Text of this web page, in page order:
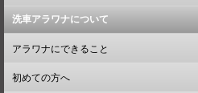
洗車アラワナについて
アラワナにできること
初めての方へ